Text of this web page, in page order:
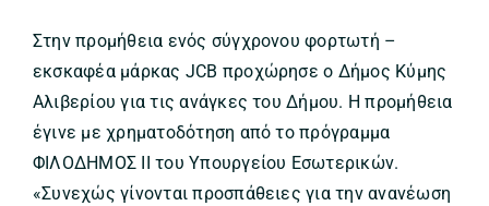
Στην προμήθεια ενός σύγχρονου φορτωτή –
εκσκαφέα μάρκας JCB προχώρησε ο Δήμος Κύμης
Αλιβερίου για τις ανάγκες του Δήμου. Η προμήθεια
έγινε με χρηματοδότηση από το πρόγραμμα
ΦΙΛΟΔΗΜΟΣ ΙΙ του Υπουργείου Εσωτερικών.
«Συνεχώς γίνονται προσπάθειες για την ανανέωση